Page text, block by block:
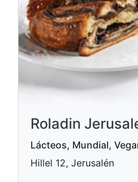
Roladin
Lácteos, Mundial,
Hillel 12, Jerusalén